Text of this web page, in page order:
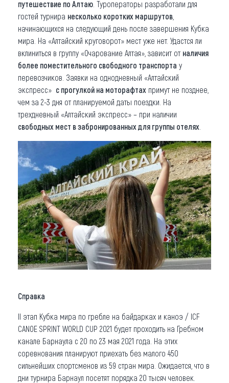
путешествие по Алтаю . Туроператоры разработали для
гостей турнира несколько коротких маршрутов
начинающихся на следующий день после завершения Кубка
мира. На «Алтайский круговорот» мест уже нет. Удастся ли
вклиниться в группу «Очарование Алтая», зависит от наличия
более поместительного свободного транспорта у
перевозчиков. Заявки на однодневный «Алтайский
экспресс» с прогулкой на моторафтах примут не позднее,
чем за 2-3 дня от планируемой даты поездки. На
трехдневный «Алтайский экспресс» – при наличии
свободных мест в забронированных для группы отелях
Справка
II этап Кубка мира по гребле на байдарках и каноэ / ICF
CANOE SPRINT WORLD CUP 2021 будет проходить на Гребном
канале Барнаула с 20 по 23 мая 2021 года. На этих
соревнования планируют приехать без малого 450
сильнейших спортсменов из 59 стран мира. Ожидается, что в
дни турнира Барнаул посетят порядка 20 тысяч человек.